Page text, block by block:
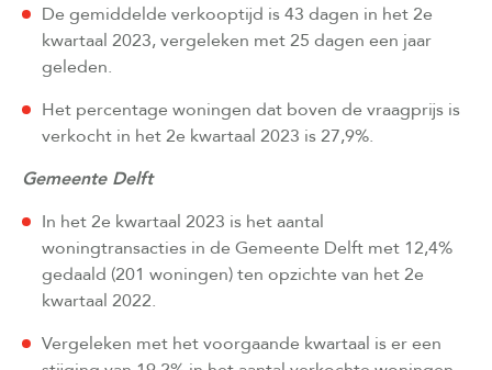
De gemiddelde verkooptijd is 43 dagen in het 2e
kwartaal 2023, vergeleken met 25 dagen een jaar
geleden.
Het percentage woningen dat boven de vraagprijs is
verkocht in het 2e kwartaal 2023 is 27,9%.
Gemeente Delft
In het 2e kwartaal 2023 is het aantal
woningtransacties in de Gemeente Delft met 12,4%
gedaald (201 woningen) ten opzichte van het 2e
kwartaal 2022.
Vergeleken met het voorgaande kwartaal is er een